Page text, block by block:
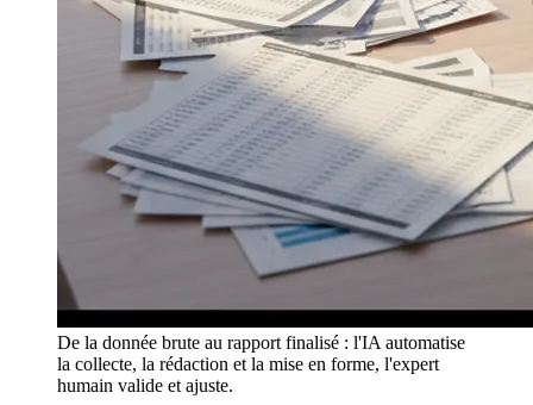
De la donnée brute au rapport finalisé : l'IA automatise
la collecte, la rédaction et la mise en forme, l'expert
humain valide et ajuste.